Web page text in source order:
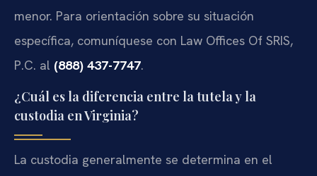
menor. Para orientación sobre su situación
específica, comuníquese con Law Offices Of SRIS,
P.C. al (888) 437-7747.
¿Cuál es la diferencia entre la tutela y la
custodia en Virginia?
La custodia generalmente se determina en el